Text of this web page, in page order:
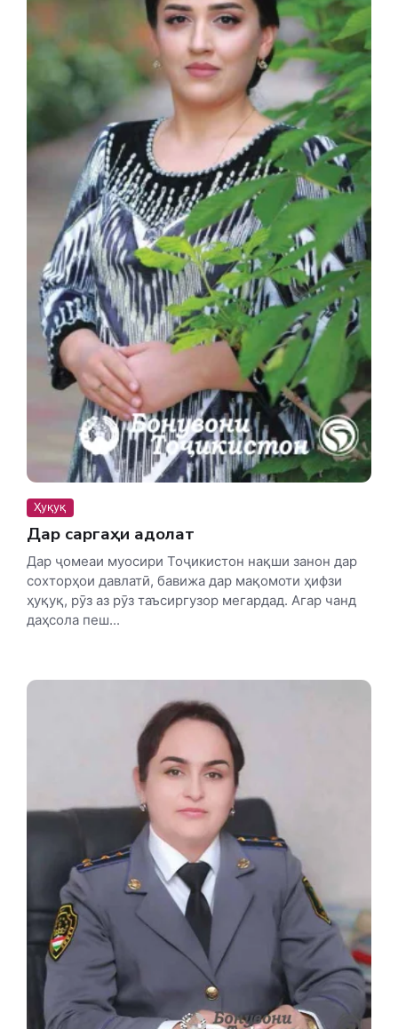
Ҳуқуқ
Дар саргаҳи адолат
Дар ҷомеаи муосири Тоҷикистон нақши занон дар
сохторҳои давлатӣ, бавижа дар мақомоти ҳифзи
ҳуқуқ, рӯз аз рӯз таъсиргузор мегардад. Агар чанд
даҳсола пеш...